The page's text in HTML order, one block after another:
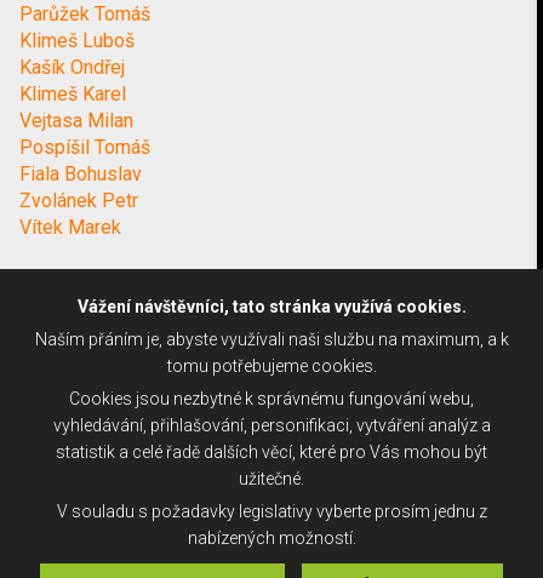
Parůžek Tomáš
Klimeš Luboš
Kašík Ondřej
Klimeš Karel
Vejtasa Milan
Pospíšil Tomáš
Fiala Bohuslav
Zvolánek Petr
Vítek Marek
Vážení návštěvníci, tato stránka využívá cookies.
Naším přáním je, abyste využívali naši službu na maximum, a k
tomu potřebujeme cookies.
Cookies jsou nezbytné k správnému fungování webu,
vyhledávání, přihlašování, personifikaci, vytváření analýz a
statistik a celé řadě dalších věcí, které pro Vás mohou být
užitečné.
V souladu s požadavky legislativy vyberte prosím jednu z
nabízených možností.